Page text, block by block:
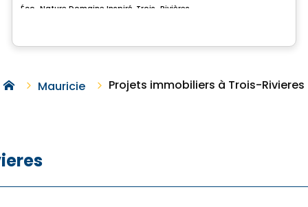
Mauricie Projets immobiliers à Trois-Rivieres